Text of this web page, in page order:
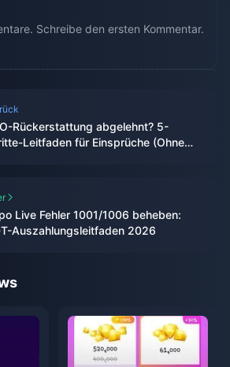
Schreibe den ersten Kommentar.
Rückerstattung abgelehnt? 5-
Leitfaden für Einsprüche (Ohne
Live Fehler 1001/1006 beheben:
Auszahlungsleitfaden 2026